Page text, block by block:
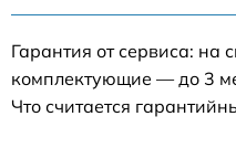
Гарантия от сервиса: на
комплектующие — до 3
Что считается